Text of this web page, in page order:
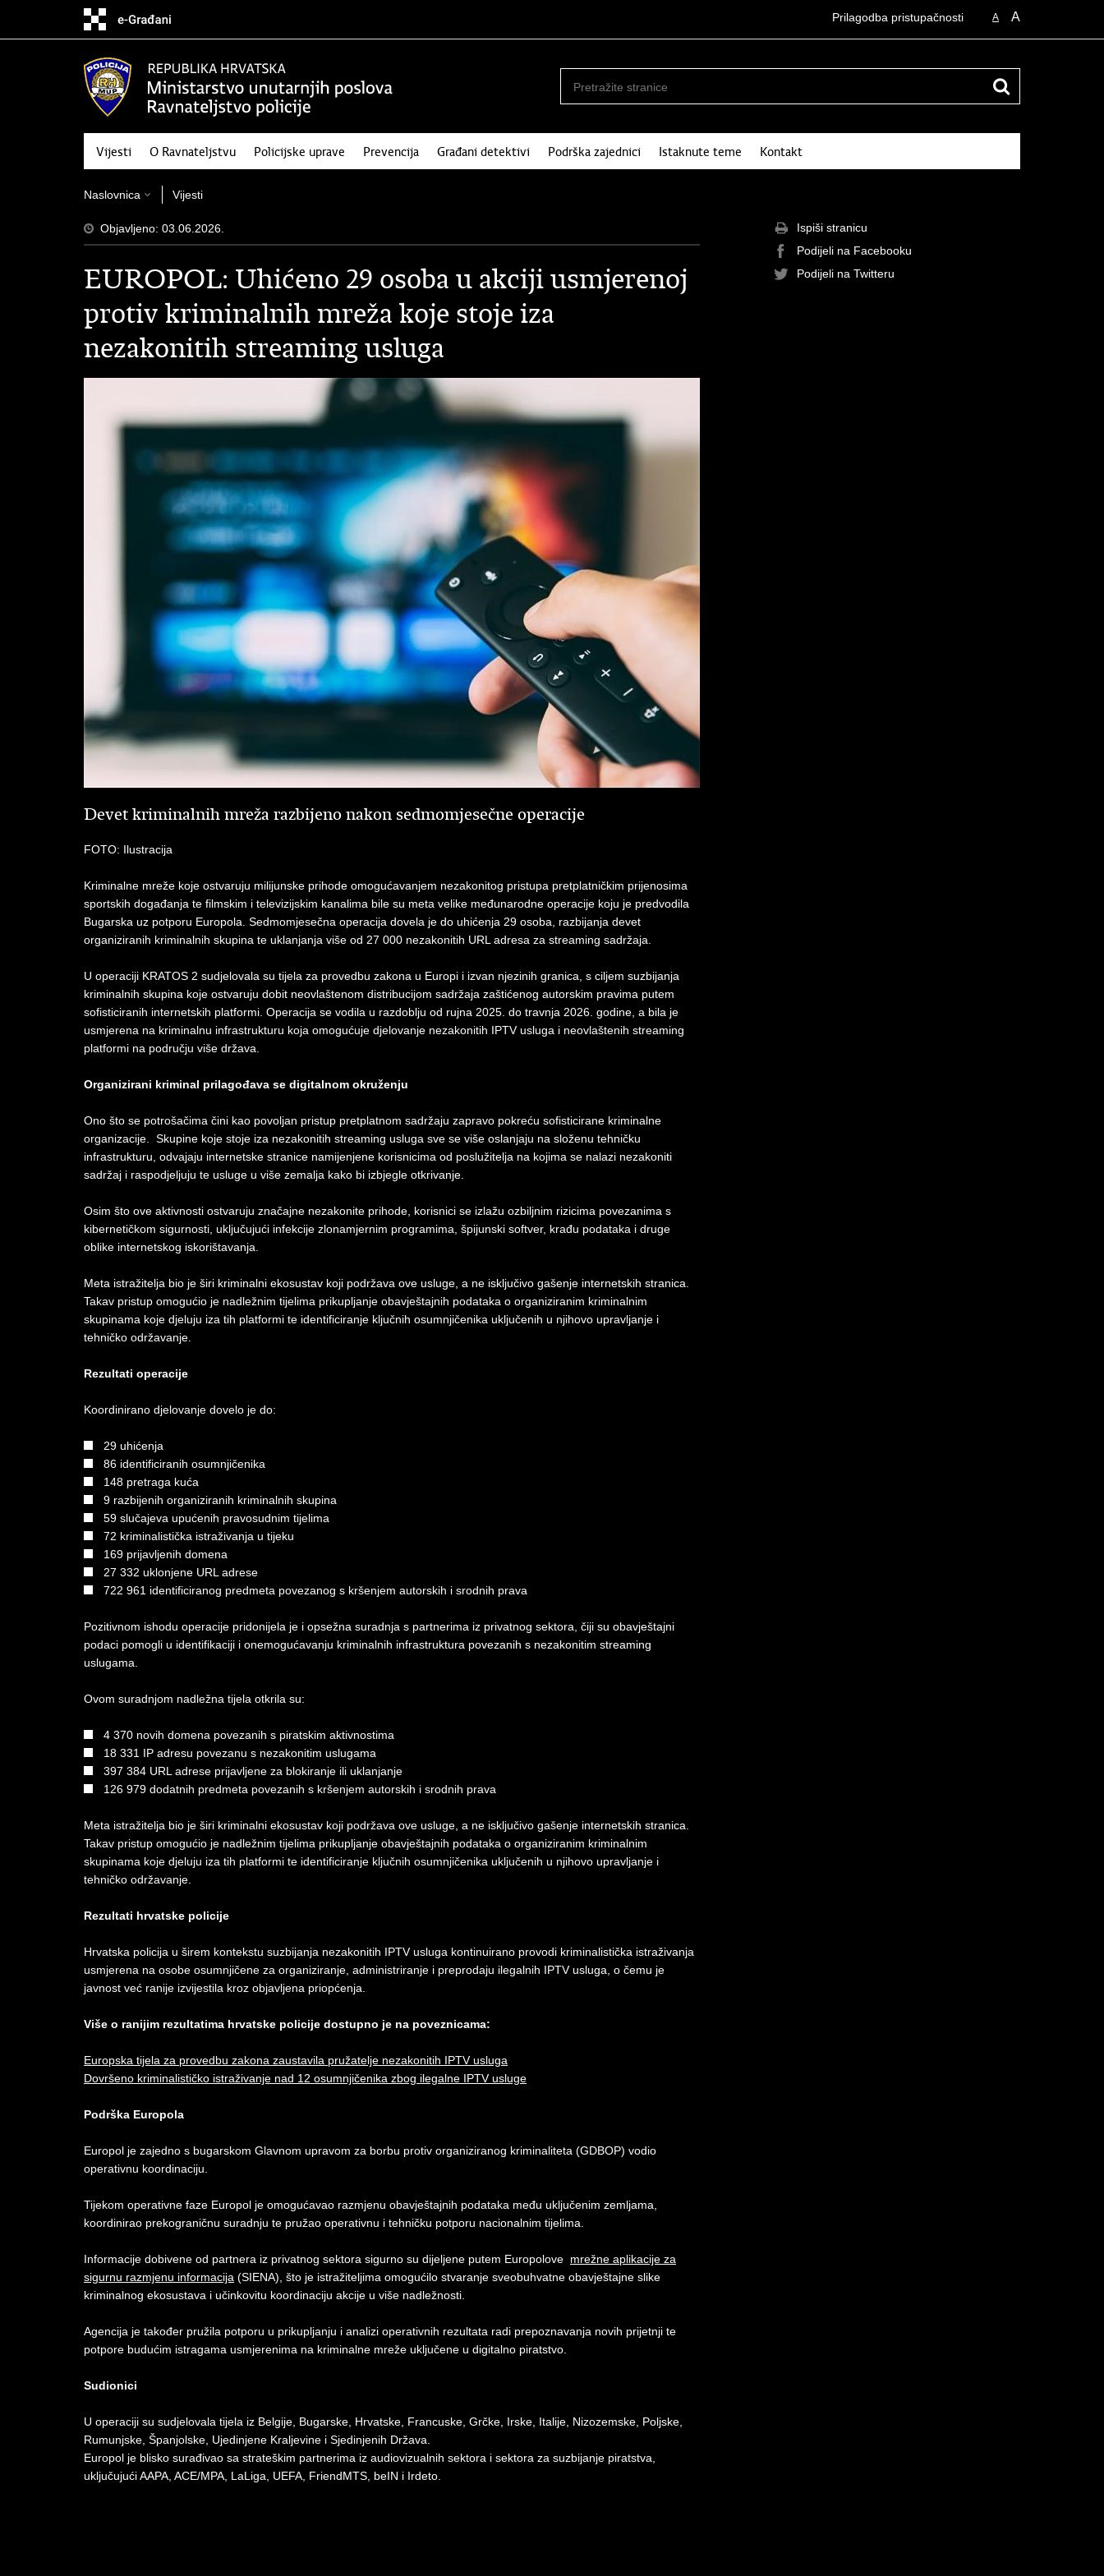
glavni
A A
Prilagodba pristupačnosti
Vijesti O Ravnateljstvu Policijske uprave Prevencija Građani detektivi Podrška zajednici Istaknute teme Kontakt
Naslovnica Vijesti
Objavljeno: 03.06.2026.
EUROPOL: Uhićeno 29 osoba u akciji usmjerenoj
protiv kriminalnih mreža koje stoje iza
nezakonitih streaming usluga
Devet kriminalnih mreža razbijeno nakon sedmomjesečne operacije
FOTO: Ilustracija
Kriminalne mreže koje ostvaruju milijunske prihode omogućavanjem nezakonitog pristupa pretplatničkim prijenosima
sportskih događanja te filmskim i televizijskim kanalima bile su meta velike međunarodne operacije koju je predvodila
Bugarska uz potporu Europola. Sedmomjesečna operacija dovela je do uhićenja 29 osoba, razbijanja devet
organiziranih kriminalnih skupina te uklanjanja više od 27 000 nezakonitih URL adresa za streaming sadržaja.
U operaciji KRATOS 2 sudjelovala su tijela za provedbu zakona u Europi i izvan njezinih granica, s ciljem suzbijanja
kriminalnih skupina koje ostvaruju dobit neovlaštenom distribucijom sadržaja zaštićenog autorskim pravima putem
sofisticiranih internetskih platformi. Operacija se vodila u razdoblju od rujna 2025. do travnja 2026. godine, a bila je
usmjerena na kriminalnu infrastrukturu koja omogućuje djelovanje nezakonitih IPTV usluga i neovlaštenih streaming
platformi na području više država.
Organizirani kriminal prilagođava se digitalnom okruženju
Ono što se potrošačima čini kao povoljan pristup pretplatnom sadržaju zapravo pokreću sofisticirane kriminalne
organizacije. Skupine koje stoje iza nezakonitih streaming usluga sve se više oslanjaju na složenu tehničku
infrastrukturu, odvajaju internetske stranice namijenjene korisnicima od poslužitelja na kojima se nalazi nezakoniti
sadržaj i raspodjeljuju te usluge u više zemalja kako bi izbjegle otkrivanje.
Osim što ove aktivnosti ostvaruju značajne nezakonite prihode, korisnici se izlažu ozbiljnim rizicima povezanima s
kibernetičkom sigurnosti, uključujući infekcije zlonamjernim programima, špijunski softver, krađu podataka i druge
oblike internetskog iskorištavanja.
Meta istražitelja bio je širi kriminalni ekosustav koji podržava ove usluge, a ne isključivo gašenje internetskih stranica.
Takav pristup omogućio je nadležnim tijelima prikupljanje obavještajnih podataka o organiziranim kriminalnim
skupinama koje djeluju iza tih platformi te identificiranje ključnih osumnjičenika uključenih u njihovo upravljanje i
tehničko održavanje.
Rezultati operacije
Koordinirano djelovanje dovelo je do:
29 uhićenja
86 identificiranih osumnjičenika
148 pretraga kuća
9 razbijenih organiziranih kriminalnih skupina
59 slučajeva upućenih pravosudnim tijelima
72 kriminalistička istraživanja u tijeku
169 prijavljenih domena
27 332 uklonjene URL adrese
722 961 identificiranog predmeta povezanog s kršenjem autorskih i srodnih prava
Pozitivnom ishodu operacije pridonijela je i opsežna suradnja s partnerima iz privatnog sektora, čiji su obavještajni
podaci pomogli u identifikaciji i onemogućavanju kriminalnih infrastruktura povezanih s nezakonitim streaming
uslugama.
Ovom suradnjom nadležna tijela otkrila su:
4 370 novih domena povezanih s piratskim aktivnostima
18 331 IP adresu povezanu s nezakonitim uslugama
397 384 URL adrese prijavljene za blokiranje ili uklanjanje
126 979 dodatnih predmeta povezanih s kršenjem autorskih i srodnih prava
Meta istražitelja bio je širi kriminalni ekosustav koji podržava ove usluge, a ne isključivo gašenje internetskih stranica.
Takav pristup omogućio je nadležnim tijelima prikupljanje obavještajnih podataka o organiziranim kriminalnim
skupinama koje djeluju iza tih platformi te identificiranje ključnih osumnjičenika uključenih u njihovo upravljanje i
tehničko održavanje.
Rezultati hrvatske policije
Hrvatska policija u širem kontekstu suzbijanja nezakonitih IPTV usluga kontinuirano provodi kriminalistička istraživanja
usmjerena na osobe osumnjičene za organiziranje, administriranje i preprodaju ilegalnih IPTV usluga, o čemu je
javnost već ranije izvijestila kroz objavljena priopćenja.
Više o ranijim rezultatima hrvatske policije dostupno je na poveznicama:
Europska tijela za provedbu zakona zaustavila pružatelje nezakonitih IPTV usluga
Dovršeno kriminalističko istraživanje nad 12 osumnjičenika zbog ilegalne IPTV usluge
Podrška Europola
Europol je zajedno s bugarskom Glavnom upravom za borbu protiv organiziranog kriminaliteta (GDBOP) vodio
operativnu koordinaciju.
Tijekom operativne faze Europol je omogućavao razmjenu obavještajnih podataka među uključenim zemljama,
koordinirao prekograničnu suradnju te pružao operativnu i tehničku potporu nacionalnim tijelima.
Informacije dobivene od partnera iz privatnog sektora sigurno su dijeljene putem Europolove mrežne aplikacije za
sigurnu razmjenu informacija (SIENA), što je istražiteljima omogućilo stvaranje sveobuhvatne obavještajne slike
kriminalnog ekosustava i učinkovitu koordinaciju akcije u više nadležnosti.
Agencija je također pružila potporu u prikupljanju i analizi operativnih rezultata radi prepoznavanja novih prijetnji te
potpore budućim istragama usmjerenima na kriminalne mreže uključene u digitalno piratstvo.
Sudionici
U operaciji su sudjelovala tijela iz Belgije, Bugarske, Hrvatske, Francuske, Grčke, Irske, Italije, Nizozemske, Poljske,
Rumunjske, Španjolske, Ujedinjene Kraljevine i Sjedinjenih Država.
Europol je blisko surađivao sa strateškim partnerima iz audiovizualnih sektora i sektora za suzbijanje piratstva,
uključujući AAPA, ACE/MPA, LaLiga, UEFA, FriendMTS, beIN i Irdeto.
Ispiši stranicu
Podijeli na Facebooku
Podijeli na Twitteru